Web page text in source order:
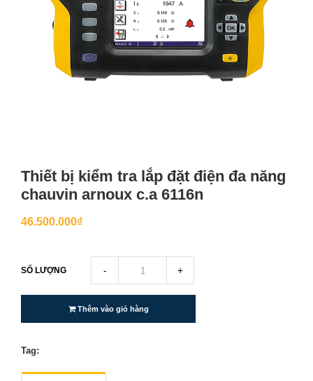
Thiết bị kiểm tra lắp đặt điện đa năng
chauvin arnoux c.a 6116n
46.500.000₫
SỐ LƯỢNG - +
Thêm vào giỏ hàng
Tag: